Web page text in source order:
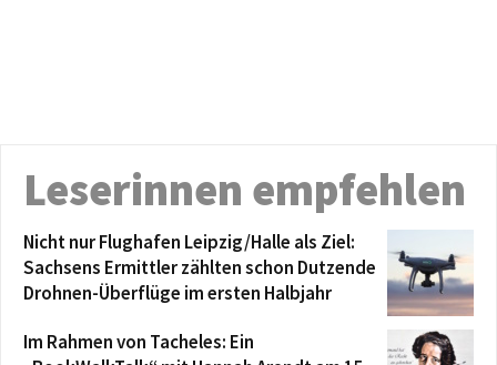
Leserinnen empfehlen
Nicht nur Flughafen Leipzig/Halle als Ziel:
Sachsens Ermittler zählten schon Dutzende
Drohnen-Überflüge im ersten Halbjahr
Im Rahmen von Tacheles: Ein